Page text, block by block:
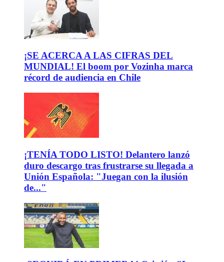
¡SE ACERCA A LAS CIFRAS DEL
MUNDIAL! El boom por Vozinha marca
récord de audiencia en Chile
¡TENÍA TODO LISTO! Delantero lanzó
duro descargo tras frustrarse su llegada a
Unión Española: "Juegan con la ilusión
de..."